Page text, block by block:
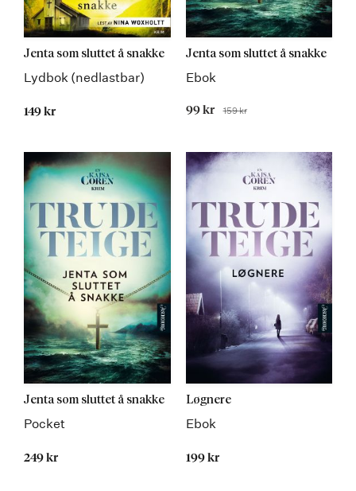
Jenta som sluttet å snakke
Lydbok (nedlastbar)
149 kr
Jenta som sluttet å snakke
Ebok
Tilbudspris
99 kr Før
159 kr
Jenta som sluttet å snakke
Pocket
249 kr
Løgnere
Ebok
199 kr